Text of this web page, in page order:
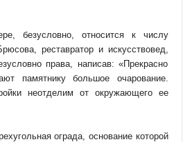
безусловно, относится к числу
реставратор и искусствовед,
права, написав: «Прекрасно
памятнику большое очарование.
неотделим от окружающего ее
ограда, основание которой